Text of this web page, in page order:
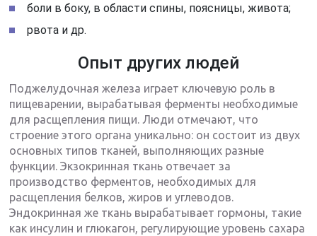
боли в боку, в области спины, поясницы, живота;
рвота и др.
Опыт других людей
Поджелудочная железа играет ключевую роль в
пищеварении, вырабатывая ферменты необходимые
для расщепления пищи. Люди отмечают, что
строение этого органа уникально: он состоит из двух
основных типов тканей, выполняющих разные
функции. Экзокринная ткань отвечает за
производство ферментов, необходимых для
расщепления белков, жиров и углеводов.
Эндокринная же ткань вырабатывает гормоны, такие
как инсулин и глюкагон, регулирующие уровень сахара